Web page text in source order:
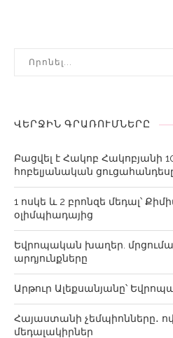
ՎԵՐՋԻՆ ԳՐԱՌՈՒՄՆԵՐԸ
Բացվել է Հակոբ Հակոբյանի
հոբելյանական
1 ոսկե և 2 բրոնզե մեդալ՝
օլիմպիադայից
Եվրոպական խաղեր.
արդյունքները
Արթուր Ալեքսանյանը՝
Հայաստանի չեմպիոնները․
մեդալակիրներ